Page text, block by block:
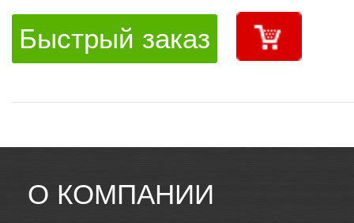
Быстрый заказ
О КОМПАНИИ